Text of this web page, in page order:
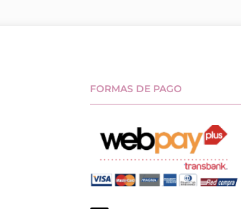
FORMAS DE PAGO